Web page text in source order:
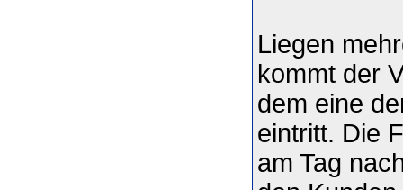
Liegen
kommt der
dem eine
eintritt. Die
am Tag